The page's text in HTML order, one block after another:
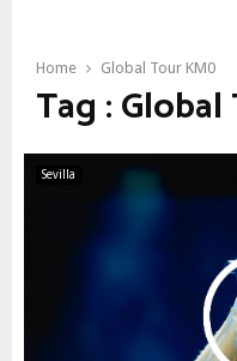
Home Global Tour KM0
Tag :
Sevilla